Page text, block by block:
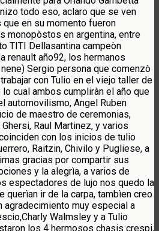
todo eso, aclaro que se ven
en su momento fueron
monopòstos en argentina, entre
TITI Dellasantina campeòn
renault año92, los hermanos
Sergio persona que comenzò
con Tulio en el viejo taller de
cual ambos cumpliràn el año que
automovilismo, Angel Ruben
de maestro de ceremonias,
Ghersi, Raul Martinez, y varios
con los inicios de tulio
Raitzin, Chivilo y Pugliese, a
gracias por compartir sus
y la alegrìa, a varios de
espectadores de lujo nos quedo la
querìan ir de la carpa, tambìen creo
agradecimiento muy especial a
Walmsley y a Tulio
los 4 hermosos chasis crespi,